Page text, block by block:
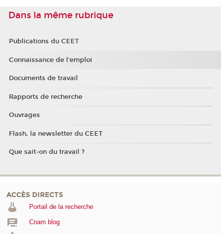
Dans la même rubrique
Publications du CEET
Connaissance de l'emploi
Documents de travail
Rapports de recherche
Ouvrages
Flash, la newsletter du CEET
Que sait-on du travail ?
ACCÈS DIRECTS
Portail de la recherche
Cnam blog